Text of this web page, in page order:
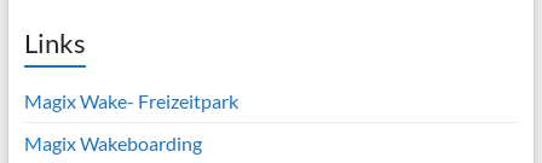
Links
Magix Wake- Freizeitpark
Magix Wakeboarding